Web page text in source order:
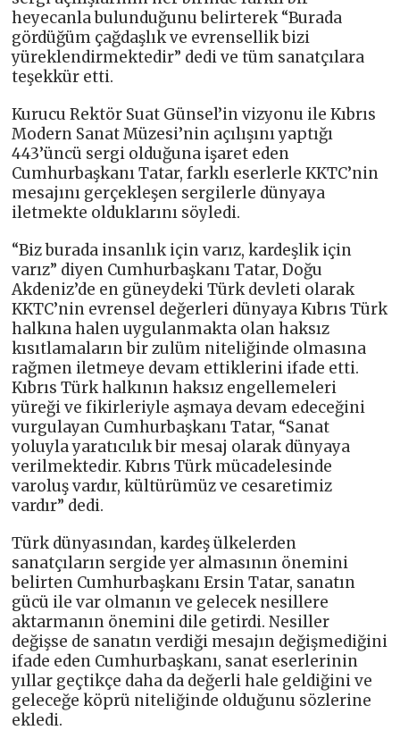
heyecanla bulunduğunu belirterek “Burada
gördüğüm çağdaşlık ve evrensellik bizi
yüreklendirmektedir” dedi ve tüm sanatçılara
teşekkür etti.
Kurucu Rektör Suat Günsel’in vizyonu ile Kıbrıs
Modern Sanat Müzesi’nin açılışını yaptığı
443’üncü sergi olduğuna işaret eden
Cumhurbaşkanı Tatar, farklı eserlerle KKTC’nin
mesajını gerçekleşen sergilerle dünyaya
iletmekte olduklarını söyledi.
“Biz burada insanlık için varız, kardeşlik için
varız” diyen Cumhurbaşkanı Tatar, Doğu
Akdeniz’de en güneydeki Türk devleti olarak
KKTC’nin evrensel değerleri dünyaya Kıbrıs Türk
halkına halen uygulanmakta olan haksız
kısıtlamaların bir zulüm niteliğinde olmasına
rağmen iletmeye devam ettiklerini ifade etti.
Kıbrıs Türk halkının haksız engellemeleri
yüreği ve fikirleriyle aşmaya devam edeceğini
vurgulayan Cumhurbaşkanı Tatar, “Sanat
yoluyla yaratıcılık bir mesaj olarak dünyaya
verilmektedir. Kıbrıs Türk mücadelesinde
varoluş vardır, kültürümüz ve cesaretimiz
vardır” dedi.
Türk dünyasından, kardeş ülkelerden
sanatçıların sergide yer almasının önemini
belirten Cumhurbaşkanı Ersin Tatar, sanatın
gücü ile var olmanın ve gelecek nesillere
aktarmanın önemini dile getirdi. Nesiller
değişse de sanatın verdiği mesajın değişmediğini
ifade eden Cumhurbaşkanı, sanat eserlerinin
yıllar geçtikçe daha da değerli hale geldiğini ve
geleceğe köprü niteliğinde olduğunu sözlerine
ekledi.